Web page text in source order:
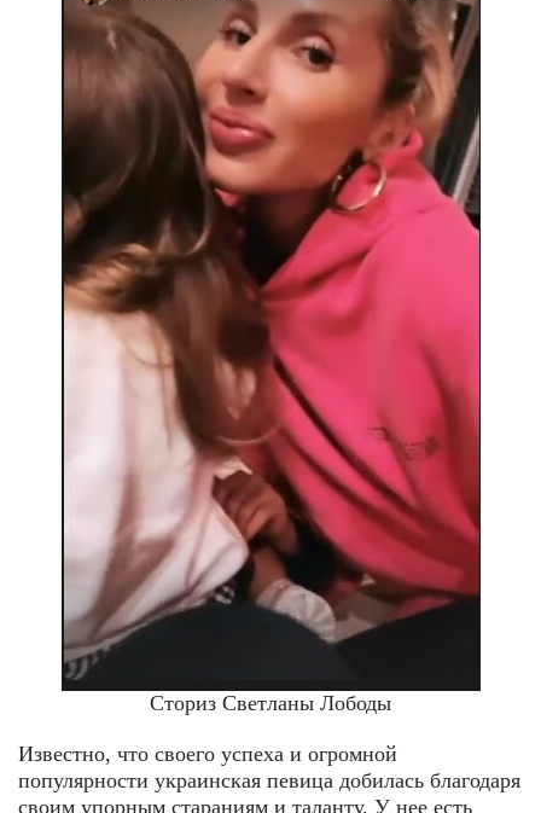
Сториз Светланы Лободы
Известно, что своего успеха и огромной
популярности украинская певица добилась благодаря
своим упорным стараниям и таланту. У нее есть